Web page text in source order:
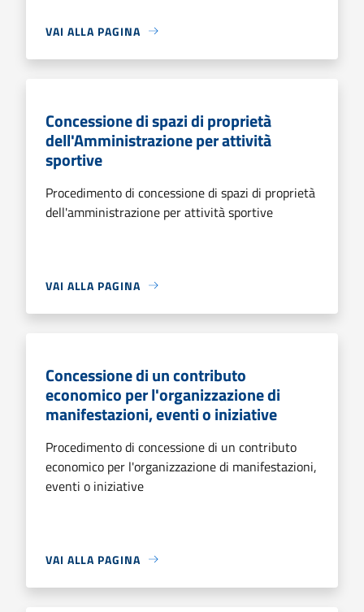
VAI ALLA PAGINA
Concessione di spazi di proprietà
dell'Amministrazione per attività
sportive
Procedimento di concessione di spazi di proprietà
dell'amministrazione per attività sportive
VAI ALLA PAGINA
Concessione di un contributo
economico per l'organizzazione di
manifestazioni, eventi o iniziative
Procedimento di concessione di un contributo
economico per l'organizzazione di manifestazioni,
eventi o iniziative
VAI ALLA PAGINA